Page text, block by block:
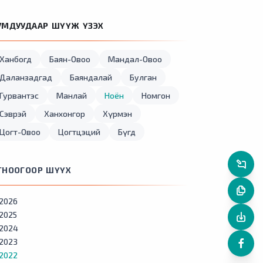
ШҮҮЖ ҮЗЭХ
Ханбогд Баян-Овоо
Мандал-Овоо
Даланзадгад
Баяндалай
Булган
Гурвантэс
Манлай Ноён
Номгон
Сэврэй
Ханхонгор
Хүрмэн
Цогт-Овоо
Цогтцэций Бүгд
ШҮҮХ